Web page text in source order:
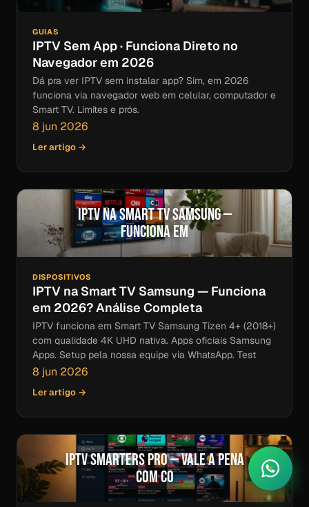
GUIAS
IPTV Sem App · Funciona Direto no
Navegador em 2026
Dá pra ver IPTV sem instalar app? Sim, em 2026
funciona via navegador web em celular, computador e
Smart TV. Limites e prós.
8 jun 2026
Ler artigo →
IPTV na Smart TV Samsung —
Funciona em
DISPOSITIVOS
IPTV na Smart TV Samsung — Funciona
em 2026? Análise Completa
IPTV funciona em Smart TV Samsung Tizen 4+ (2018+)
com qualidade 4K UHD nativa. Apps oficiais Samsung
Apps. Setup pela nossa equipe via WhatsApp. Test
8 jun 2026
Ler artigo →
IPTV Smarters Pro — Vale a Pena
com Co